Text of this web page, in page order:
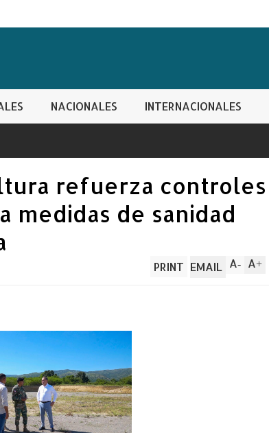
NACIONALES INTERNACIONALES
refuerza controles
medidas de sanidad
A+
A-
PRINT EMAIL